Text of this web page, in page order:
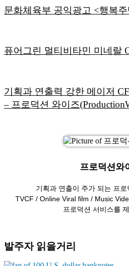
문화체육부 공익광고 <행복
퓨어그린 멀티비타민 미네랄
기획과 연출력 강한 메이저
– 프로덕션 와이즈
프로덕션와
기획과 연출이 주가 되는 프
TVCF / Online Viral film / Music
프로덕션 서비스를
발주자 읽을거리